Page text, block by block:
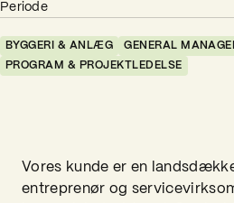
Vores kunde er en
entreprenør og
Periode
BYGGERI & ANLÆG
GENERAL
PROGRAM & PROJEKTLEDELSE